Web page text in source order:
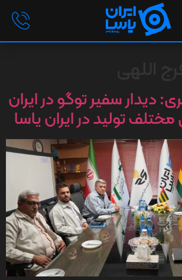
دیدار سفیر توگو در ایران
تولید در ایران یاسا